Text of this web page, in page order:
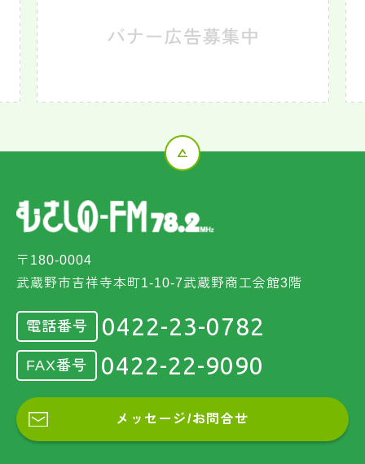
〒180-0004
武蔵野市吉祥寺本町1-10-7武蔵野商工会館3階
電話番号 0422-23-0782
FAX番号 0422-22-9090
メッセージ/お問合せ